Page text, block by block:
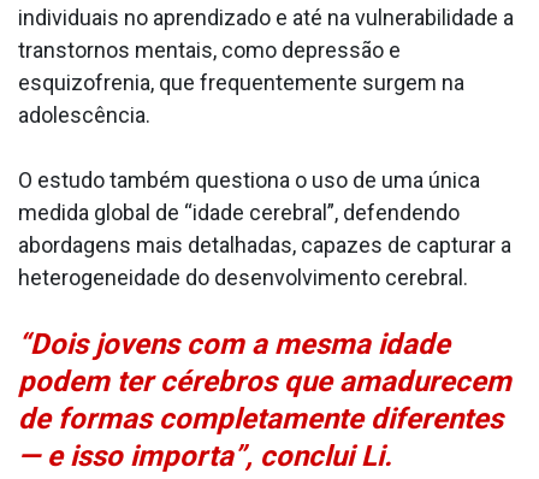
individuais no aprendizado e até na vulnerabilidade a
transtornos mentais, como depressão e
esquizofrenia, que frequentemente surgem na
adolescência.
O estudo também questiona o uso de uma única
medida global de “idade cerebral”, defendendo
abordagens mais detalhadas, capazes de capturar a
heterogeneidade do desenvolvimento cerebral.
“Dois jovens com a mesma idade
podem ter cérebros que amadurecem
de formas completamente diferentes
— e isso importa”, conclui Li.